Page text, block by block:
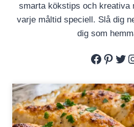
smarta kökstips och kreativa
varje måltid speciell. Slå dig
dig som